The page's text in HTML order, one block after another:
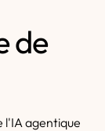
de
l'IA agentique